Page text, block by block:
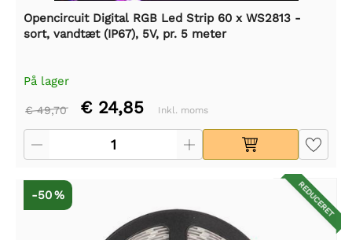
Opencircuit Digital RGB Led Strip 60 x WS2813 -
sort, vandtæt (IP67), 5V, pr. 5 meter
På lager
€ 49,70 € 24,85 Inkl. moms
REDUCERET
-50 %